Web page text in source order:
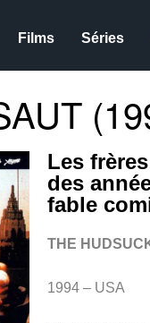
Films Séries
Les
des
fable
THE
1994 – USA